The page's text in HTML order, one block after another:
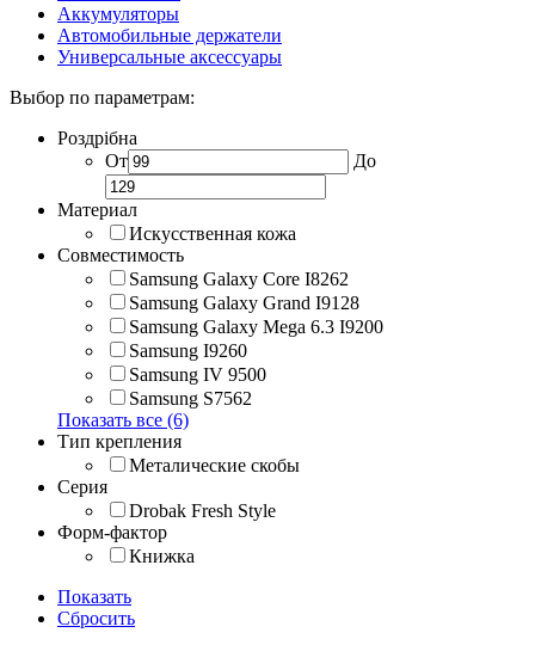
Аккумуляторы
Автомобильные держатели
Универсальные аксессуары
Выбор по параметрам:
Роздрібна
От
До
Материал
Искусственная кожа
Совместимость
Samsung Galaxy Core I8262
Samsung Galaxy Grand I9128
Samsung Galaxy Mega 6.3 I9200
Samsung I9260
Samsung IV 9500
Samsung S7562
Показать все (6)
Тип крепления
Металические скобы
Серия
Drobak Fresh Style
Форм-фактор
Книжка
Показать
Сбросить